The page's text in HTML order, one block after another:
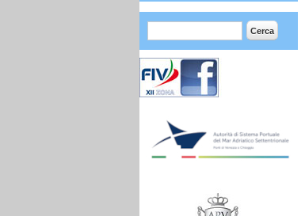
Form di ricerca Cerca